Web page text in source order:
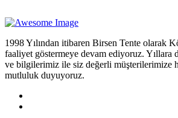
1998 Yılından itibaren Birsen Tente olarak
faaliyet göstermeye devam ediyoruz. Yıllara
ve bilgilerimiz ile siz değerli müşterilerimize
mutluluk duyuyoruz.